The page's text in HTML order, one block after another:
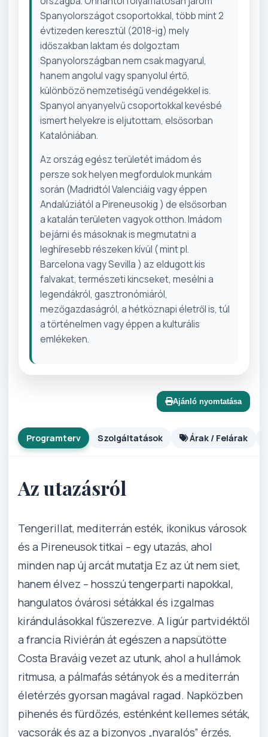
Spanyolországot csoportokkal, több mint 2
évtizeden keresztül (2018-ig) mely
időszakban laktam és dolgoztam
Spanyolországban nem csak magyarul,
hanem angolul vagy spanyolul értő,
különböző nemzetiségű vendégekkel is.
Spanyol anyanyelvű csoportokkal kevésbé
ismert helyekre is eljutottam, elsősorban
Katalóniában.
Az ország egész területét imádom és
persze sok helyen megfordulok munkám
során (Madridtól Valenciáig vagy éppen
Andalúziától a Pireneusokig ) de elsősorban
a katalán területen vagyok otthon. Imádom
bejárni és másoknak is megmutatni a
leghíresebb részeken kívül ( mint pl.
Barcelona vagy Sevilla ) az eldugott kis
falvakat, természeti kincseket, mesélni a
legendákról, gasztronómiáról,
mezőgazdaságról, a hétköznapi életről is, túl
a történelmen vagy éppen a kulturális
emlékeken.
Ajánló nyomtatása
Programterv Szolgáltatások Árak / Felárak
Az utazásról
Tengerillat, mediterrán esték, ikonikus városok
és a Pireneusok titkai – egy utazás, ahol
minden nap új arcát mutatja Ez az út nem siet,
hanem élvez – hosszú tengerparti napokkal,
hangulatos óvárosi sétákkal és izgalmas
kirándulásokkal fűszerezve. A ligúr partvidéktől
a francia Riviérán át egészen a napsütötte
Costa Braváig vezet az utunk, ahol a hullámok
ritmusa, a pálmafás sétányok és a mediterrán
életérzés gyorsan magával ragad. Napközben
pihenés és fürdőzés, esténként kellemes séták,
vacsorák és az a bizonyos „nyaralós” érzés,